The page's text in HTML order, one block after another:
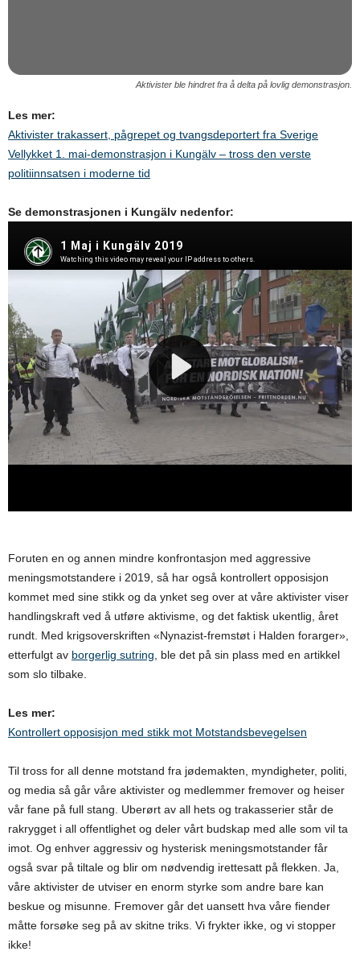
Aktivister ble hindret fra å delta på lovlig demonstrasjon.
Les mer:
Aktivister trakassert, pågrepet og tvangsdeportert fra Sverige
Vellykket 1. mai-demonstrasjon i Kungälv ­­– tross den verste
politiinnsatsen i moderne tid
Se demonstrasjonen i Kungälv nedenfor:
Foruten en og annen mindre konfrontasjon med aggressive
meningsmotstandere i 2019, så har også kontrollert opposisjon
kommet med sine stikk og da ynket seg over at våre aktivister viser
handlingskraft ved å utføre aktivisme, og det faktisk ukentlig, året
rundt. Med krigsoverskriften «Nynazist-fremstøt i Halden forarger»,
etterfulgt av borgerlig sutring , ble det på sin plass med en artikkel
som slo tilbake.
Les mer:
Kontrollert opposisjon med stikk mot Motstandsbevegelsen
Til tross for all denne motstand fra jødemakten, myndigheter, politi,
og media så går våre aktivister og medlemmer fremover og heiser
vår fane på full stang. Uberørt av all hets og trakasserier står de
rakrygget i all offentlighet og deler vårt budskap med alle som vil ta
imot. Og enhver aggressiv og hysterisk meningsmotstander får
også svar på tiltale og blir om nødvendig irettesatt på flekken. Ja,
våre aktivister de utviser en enorm styrke som andre bare kan
beskue og misunne. Fremover går det uansett hva våre fiender
måtte forsøke seg på av skitne triks. Vi frykter ikke, og vi stopper
ikke!